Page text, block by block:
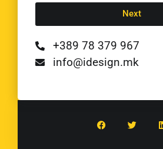
Next
+389 78 379 967
info@idesign.mk